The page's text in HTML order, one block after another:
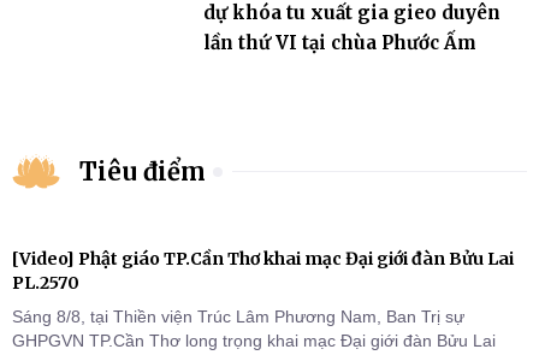
dự khóa tu xuất gia gieo duyên
lần thứ VI tại chùa Phước Ấm
Tiêu điểm
[Video] Phật giáo TP.Cần Thơ khai mạc Đại giới đàn Bửu Lai
PL.2570
Sáng 8/8, tại Thiền viện Trúc Lâm Phương Nam, Ban Trị sự
GHPGVN TP.Cần Thơ long trọng khai mạc Đại giới đàn Bửu Lai